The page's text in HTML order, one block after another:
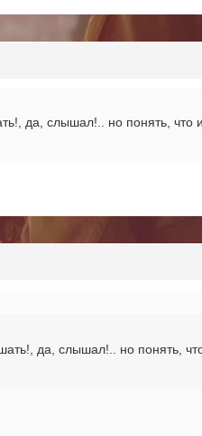
да, слышал!.. но понять, что
да, слышал!.. но понять,